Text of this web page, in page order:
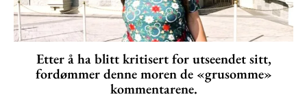
Etter å ha blitt kritisert for utseendet sitt,
fordømmer denne moren de «grusomme»
kommentarene.